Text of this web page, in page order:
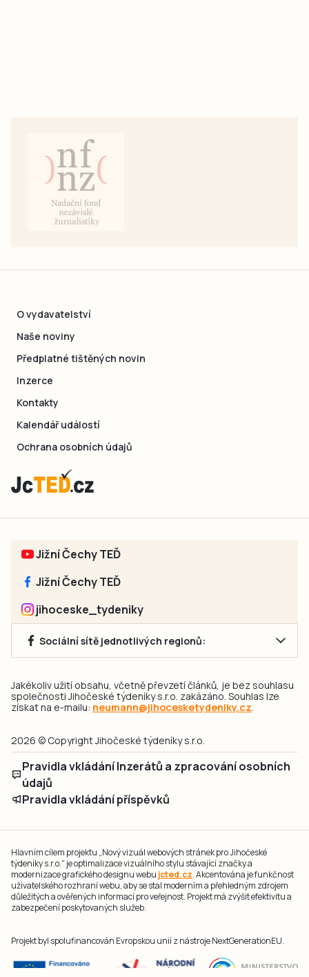
O vydavatelství
Naše noviny
Předplatné tištěných novin
Inzerce
Kontakty
Kalendář událostí
Ochrana osobních údajů
Jižní Čechy TEĎ
Jižní Čechy TEĎ
jihoceske_tydeniky
Sociální sítě jednotlivých regionů:
Jakékoliv užití obsahu, včetně převzetí článků, je bez souhlasu
společnosti Jihočeské týdeníky s.r.o. zakázáno. Souhlas lze
získat na e-mailu: neumann@jihocesketydeniky.cz.
2026 © Copyright Jihočeské týdeníky s.r.o.
Pravidla vkládání Inzerátů a zpracování osobních
údajů
Pravidla vkládání příspěvků
Hlavním cílem projektu „Nový vizuál webových stránek pro Jihočeské
týdeníky s.r.o." je optimalizace vizuálního stylu stávající značky a
modernizace grafického designu webu jcted.cz. Akcentována je funkčnost
uživatelského rozhraní webu, aby se stal moderním a přehledným zdrojem
důležitých a ověřených informací pro veřejnost. Projekt má zvýšit efektivitu a
zabezpečení poskytovaných služeb.
Projekt byl spolufinancován Evropskou unií z nástroje NextGenerationEU.